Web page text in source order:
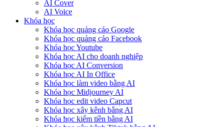
AI Cover
AI Voice
Khóa học
Khóa học quảng cáo Google
Khóa học quảng cáo Facebook
Khóa học Youtube
Khóa học AI cho doanh nghiệp
Khóa học AI Conversion
Khóa học AI In Office
Khóa học làm video bằng AI
Khóa học Midjourney AI
Khóa học edit video Capcut
Khóa học xây kênh bằng AI
Khóa học kiếm tiền bằng AI